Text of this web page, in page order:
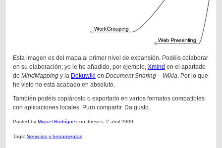
Esta imagen es del mapa al primer nivel de expansión. Podéis colaborar
en su elaboración; yo le he añadido, por ejemplo, Xmind en el apartado
de MindMapping y la Dokuwiki en Document Sharing – Wikia. Por lo que
he visto no está acabado en absoluto.
También podéis copiároslo o exportarlo en varios formatos compatibles
con aplicaciones locales. Puro compartir. Da gusto.
Posted by Miquel Rodríguez on Jueves, 2 abril 2009.
Tags: Servicios y herramientas